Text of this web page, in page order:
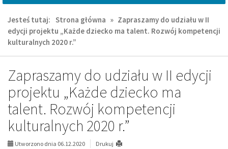
Jesteś tutaj: Strona główna » Zapraszamy do udziału w II
edycji projektu „Każde dziecko ma talent. Rozwój kompetencji
kulturalnych 2020 r.”
Zapraszamy do udziału w II edycji
projektu „Każde dziecko ma
talent. Rozwój kompetencji
kulturalnych 2020 r.”
Utworzono dnia 06.12.2020 Drukuj